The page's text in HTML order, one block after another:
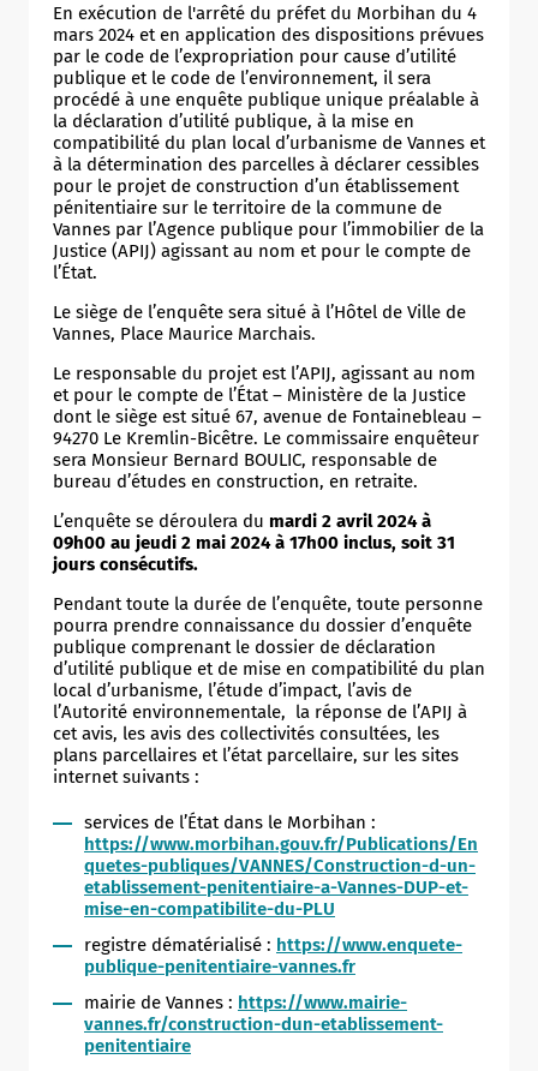
En exécution de l'arrêté du préfet du Morbihan du 4
mars 2024 et en application des dispositions prévues
par le code de l’expropriation pour cause d’utilité
publique et le code de l’environnement, il sera
procédé à une enquête publique unique préalable à
la déclaration d’utilité publique, à la mise en
compatibilité du plan local d’urbanisme de Vannes et
à la détermination des parcelles à déclarer cessibles
pour le projet de construction d’un établissement
pénitentiaire sur le territoire de la commune de
Vannes par l’Agence publique pour l’immobilier de la
Justice (APIJ) agissant au nom et pour le compte de
l’État.
Le siège de l’enquête sera situé à l’Hôtel de Ville de
Vannes, Place Maurice Marchais.
Le responsable du projet est l’APIJ, agissant au nom
et pour le compte de l’État – Ministère de la Justice
dont le siège est situé 67, avenue de Fontainebleau –
94270 Le Kremlin-Bicêtre. Le commissaire enquêteur
sera Monsieur Bernard BOULIC, responsable de
bureau d’études en construction, en retraite.
L’enquête se déroulera du mardi 2 avril 2024 à
09h00 au jeudi 2 mai 2024 à 17h00 inclus, soit 31
jours consécutifs.
Pendant toute la durée de l’enquête, toute personne
pourra prendre connaissance du dossier d’enquête
publique comprenant le dossier de déclaration
d’utilité publique et de mise en compatibilité du plan
local d’urbanisme, l’étude d’impact, l’avis de
l’Autorité environnementale, la réponse de l’APIJ à
cet avis, les avis des collectivités consultées, les
plans parcellaires et l’état parcellaire, sur les sites
internet suivants :
services de l’État dans le Morbihan :
https://www.morbihan.gouv.fr/Publications/En
quetes-publiques/VANNES/Construction-d-un-
etablissement-penitentiaire-a-Vannes-DUP-et-
mise-en-compatibilite-du-PLU
registre dématérialisé : https://www.enquete-
publique-penitentiaire-vannes.fr
mairie de Vannes : https://www.mairie-
vannes.fr/construction-dun-etablissement-
penitentiaire